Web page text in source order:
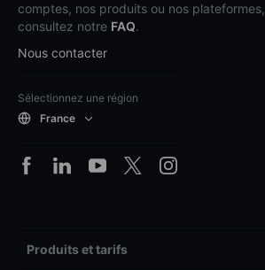
comptes, nos produits ou nos plateformes,
consultez notre FAQ.
Nous contacter
Sélectionnez une région
France
Produits et tarifs